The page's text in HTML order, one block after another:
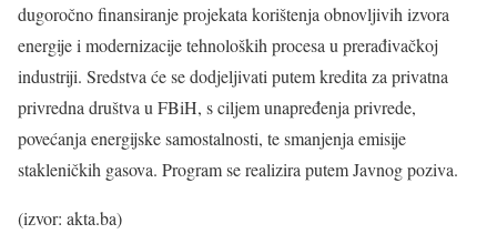
dugoročno finansiranje projekata korištenja obnovljivih izvora
energije i modernizacije tehnoloških procesa u prerađivačkoj
industriji. Sredstva će se dodjeljivati putem kredita za privatna
privredna društva u FBiH, s ciljem unapređenja privrede,
povećanja energijske samostalnosti, te smanjenja emisije
stakleničkih gasova. Program se realizira putem Javnog poziva.
(izvor: akta.ba)